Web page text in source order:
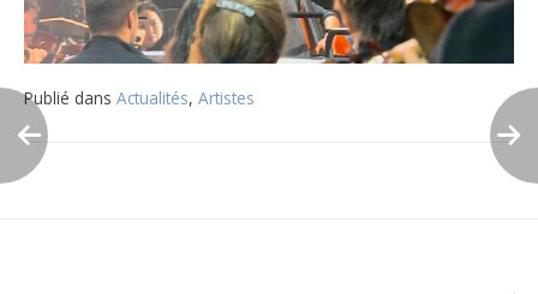
Publié dans Actualités, Artistes
Navigation